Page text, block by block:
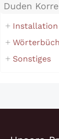
Duden
Sonstiges